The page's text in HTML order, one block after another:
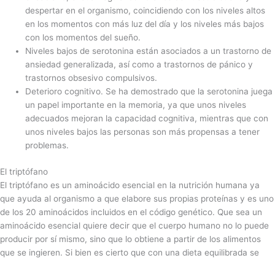
despertar en el organismo, coincidiendo con los niveles altos
en los momentos con más luz del día y los niveles más bajos
con los momentos del sueño.
Niveles bajos de serotonina están asociados a un trastorno de
ansiedad generalizada, así como a trastornos de pánico y
trastornos obsesivo compulsivos.
Deterioro cognitivo. Se ha demostrado que la serotonina juega
un papel importante en la memoria, ya que unos niveles
adecuados mejoran la capacidad cognitiva, mientras que con
unos niveles bajos las personas son más propensas a tener
problemas.
El triptófano
El triptófano es un aminoácido esencial en la nutrición humana ya
que ayuda al organismo a que elabore sus propias proteínas y es uno
de los 20 aminoácidos incluidos en el código genético. Que sea un
aminoácido esencial quiere decir que el cuerpo humano no lo puede
producir por sí mismo, sino que lo obtiene a partir de los alimentos
que se ingieren. Si bien es cierto que con una dieta equilibrada se